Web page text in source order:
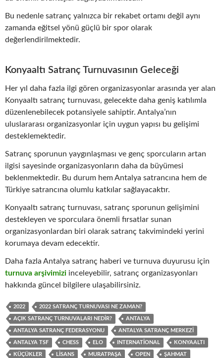
Bu nedenle satranç yalnızca bir rekabet ortamı değil aynı
zamanda eğitsel yönü güçlü bir spor olarak
değerlendirilmektedir.
Konyaaltı Satranç Turnuvasının Geleceği
Her yıl daha fazla ilgi gören organizasyonlar arasında yer alan
Konyaaltı satranç turnuvası, gelecekte daha geniş katılımla
düzenlenebilecek potansiyele sahiptir. Antalya’nın
uluslararası organizasyonlar için uygun yapısı bu gelişimi
desteklemektedir.
Satranç sporunun yaygınlaşması ve genç sporcuların artan
ilgisi sayesinde organizasyonların daha da büyümesi
beklenmektedir. Bu durum hem Antalya satrancına hem de
Türkiye satrancına olumlu katkılar sağlayacaktır.
Konyaaltı satranç turnuvası, satranç sporunun gelişimini
destekleyen ve sporculara önemli fırsatlar sunan
organizasyonlardan biri olarak satranç takvimindeki yerini
korumaya devam edecektir.
Daha fazla Antalya satranç haberi ve turnuva duyurusu için
turnuva arşivimizi inceleyebilir, satranç organizasyonları
hakkında güncel bilgilere ulaşabilirsiniz.
2022 2022 SATRANÇ TURNUVASI NE ZAMAN?
AÇIK SATRANÇ TURNUVALARI NEDIR? ANTALYA
ANTALYA SATRANÇ FEDERASYONU ANTALYA SATRANÇ MERKEZI
ANTALYA TSF CHESS ELO INTERNATIONAL KONYAALTI
KÜÇÜKLER LISANS MURATPAŞA OPEN ŞAHMAT